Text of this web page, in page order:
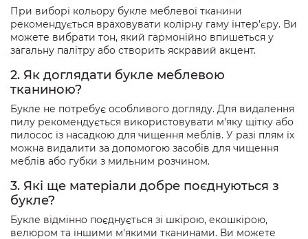
При виборі кольору букле меблевої тканини
рекомендується враховувати колірну гаму інтер'єру. Ви
можете вибрати тон, який гармонійно впишеться у
загальну палітру або створить яскравий акцент.
2. Як доглядати букле меблевою
тканиною?
Букле не потребує особливого догляду. Для видалення
пилу рекомендується використовувати м'яку щітку або
пилосос із насадкою для чищення меблів. У разі плям їх
можна видалити за допомогою засобів для чищення
меблів або губки з мильним розчином.
3. Які ще матеріали добре поєднуються з
букле?
Букле відмінно поєднується зі шкірою, екошкірою,
велюром та іншими м'якими тканинами. Ви можете